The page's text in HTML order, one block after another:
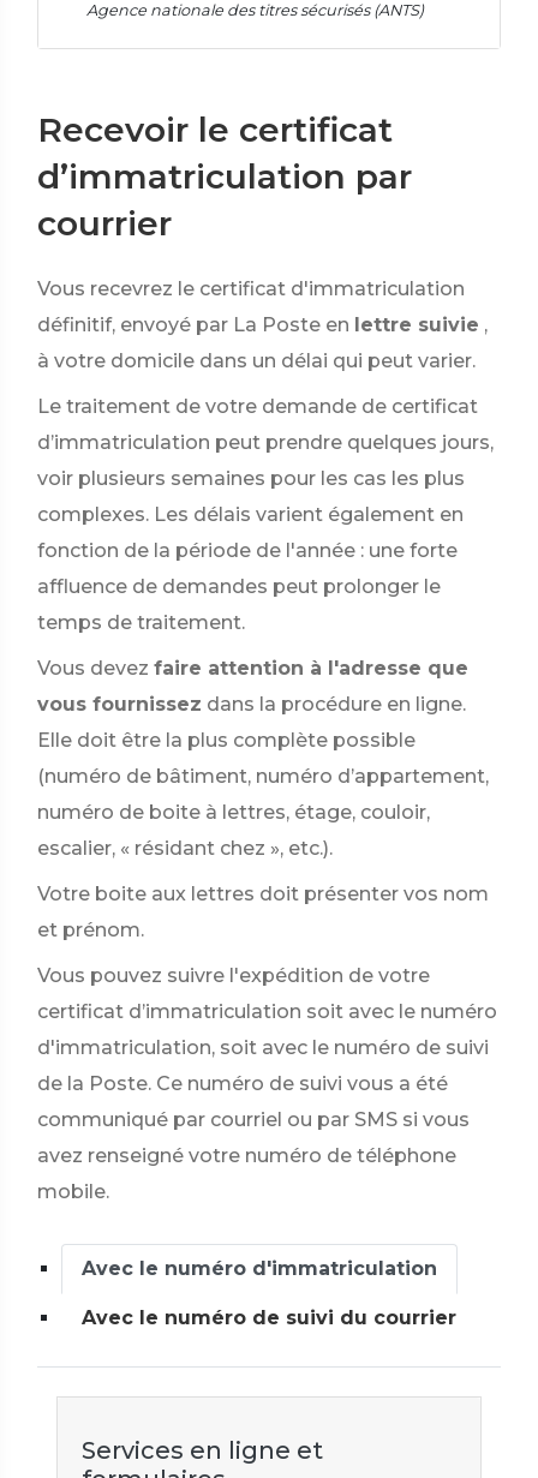
Agence nationale des titres sécurisés (ANTS)
Recevoir le certificat
d’immatriculation par
courrier
Vous recevrez le certificat d'immatriculation
définitif, envoyé par La Poste en lettre suivie ,
à votre domicile dans un délai qui peut varier.
Le traitement de votre demande de certificat
d’immatriculation peut prendre quelques jours,
voir plusieurs semaines pour les cas les plus
complexes. Les délais varient également en
fonction de la période de l'année : une forte
affluence de demandes peut prolonger le
temps de traitement.
Vous devez faire attention à l'adresse que
vous fournissez dans la procédure en ligne.
Elle doit être la plus complète possible
(numéro de bâtiment, numéro d’appartement,
numéro de boite à lettres, étage, couloir,
escalier, « résidant chez », etc.).
Votre boite aux lettres doit présenter vos nom
et prénom.
Vous pouvez suivre l'expédition de votre
certificat d’immatriculation soit avec le numéro
d'immatriculation, soit avec le numéro de suivi
de la Poste. Ce numéro de suivi vous a été
communiqué par courriel ou par SMS si vous
avez renseigné votre numéro de téléphone
mobile.
Avec le numéro d'immatriculation
Avec le numéro de suivi du courrier
Services en ligne et